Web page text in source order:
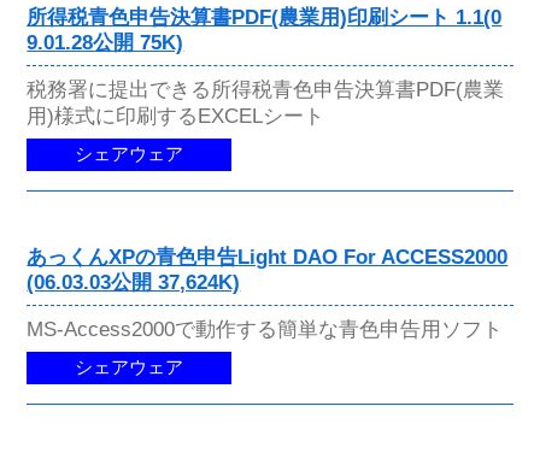
所得税青色申告決算書PDF(農業用)印刷シート 1.1(0
9.01.28公開 75K)
税務署に提出できる所得税青色申告決算書PDF(農業
用)様式に印刷するEXCELシート
シェアウェア
あっくんXPの青色申告Light DAO For ACCESS2000
(06.03.03公開 37,624K)
MS-Access2000で動作する簡単な青色申告用ソフト
シェアウェア